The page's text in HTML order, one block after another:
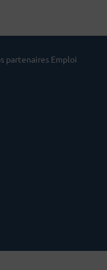
du site
partenaires Emploi